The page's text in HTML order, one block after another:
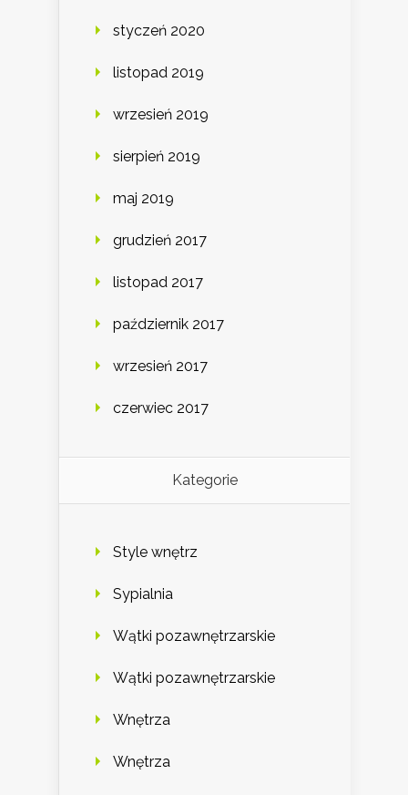
styczeń 2020
listopad 2019
wrzesień 2019
sierpień 2019
maj 2019
grudzień 2017
listopad 2017
październik 2017
wrzesień 2017
czerwiec 2017
Kategorie
Style wnętrz
Sypialnia
Wątki pozawnętrzarskie
Wątki pozawnętrzarskie
Wnętrza
Wnętrza